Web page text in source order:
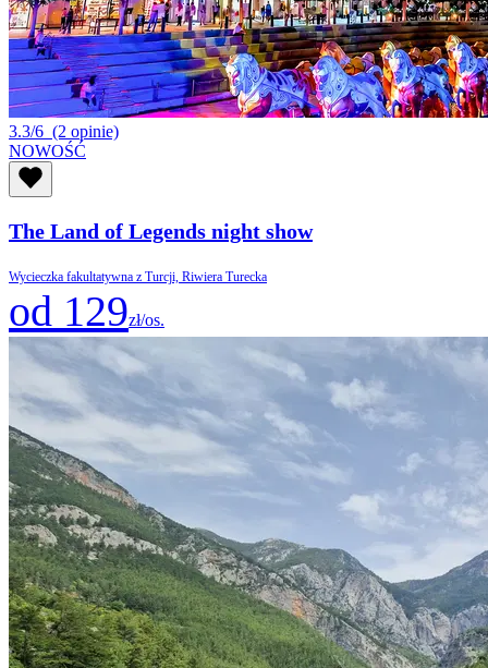
3.3/6 (2 opinie)
NOWOŚĆ
The Land of Legends night show
Wycieczka fakultatywna z Turcji, Riwiera Turecka
od 129zł/os.